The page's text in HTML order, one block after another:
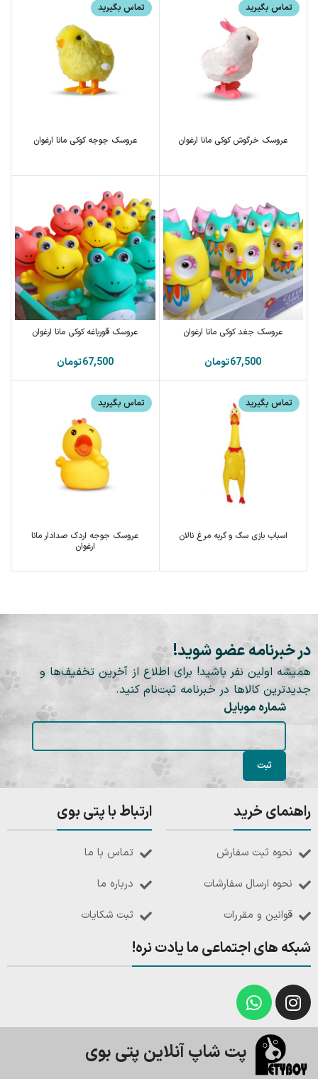
تماس بگیرید
عروسک خرگوش کوکی مانا ارغوان
تماس بگیرید
عروسک جوجه کوکی مانا ارغوان
عروسک جغد کوکی مانا ارغوان
تومان
عروسک قورباغه کوکی مانا ارغوان
تومان
تماس بگیرید
اسباب بازی سگ و گربه مرغ نالان
تماس بگیرید
عروسک جوجه اردک صدادار مانا
ارغوان
در خبرنامه عضو شوید!
همیشه اولین نفر باشید! برای اطلاع از آخرین تخفیف‌ها و
جدیدترین کالاها در خبرنامه ثبت‌نام کنید.
شماره موبایل
راهنمای خرید
نحوه ثبت سفارش
نحوه ارسال سفارشات
قوانین و مقررات
ارتباط با پتی بوی
تماس با ما
درباره ما
ثبت شکایات
شبکه های اجتماعی ما یادت نره!
پت شاپ آنلاین پتی بوی